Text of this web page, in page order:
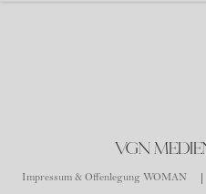
VGN
Impressum & Offenlegung WOMAN